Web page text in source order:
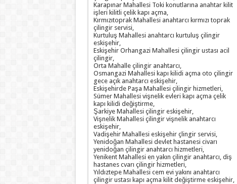
Karapınar Mahallesi Toki konutlarına anahtar kilit
işleri kilitli çelik kapı açma,
Kırmızıtoprak Mahallesi anahtarcı kırmızı toprak
çilingir servisi,
Kurtuluş Mahallesi anahtarcı kurtuluş çilingir
eskişehir,
Eskişehir Orhangazi Mahallesi çilingir ustası acil
çilingir,
Orta Mahalle çilingir anahtarcı,
Osmangazi Mahallesi kapı kilidi açma oto çilingir
gece açık anahtarcı eskişehir,
Eskişehirde Paşa Mahallesi çilingir hizmetleri,
Sümer Mahallesi vişnelik evleri kapı açma çelik
kapı kilidi değiştirme,
Şarkiye Mahallesi çilingir eskişehir,
Vişnelik Mahallesi çilingir vişnelik anahtarcı
eskişehir,
Vadişehir Mahallesi eskişehir çlingir servisi,
Yenidoğan Mahallesi devlet hastanesi civarı
yenidoğan çilingir anahtarcı hizmetleri,
Yenikent Mahallesi en yakın çilingir anahtarcı, diş
hastanes cvarı çilingir hizmetleri,
Yıldıztepe Mahallesi cem evi yakını anahtarcı
çilingir ustası kapı açma kilit değiştirme eskişehir,